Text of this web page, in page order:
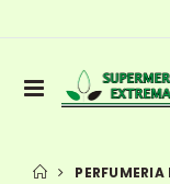
PERFUMERIA